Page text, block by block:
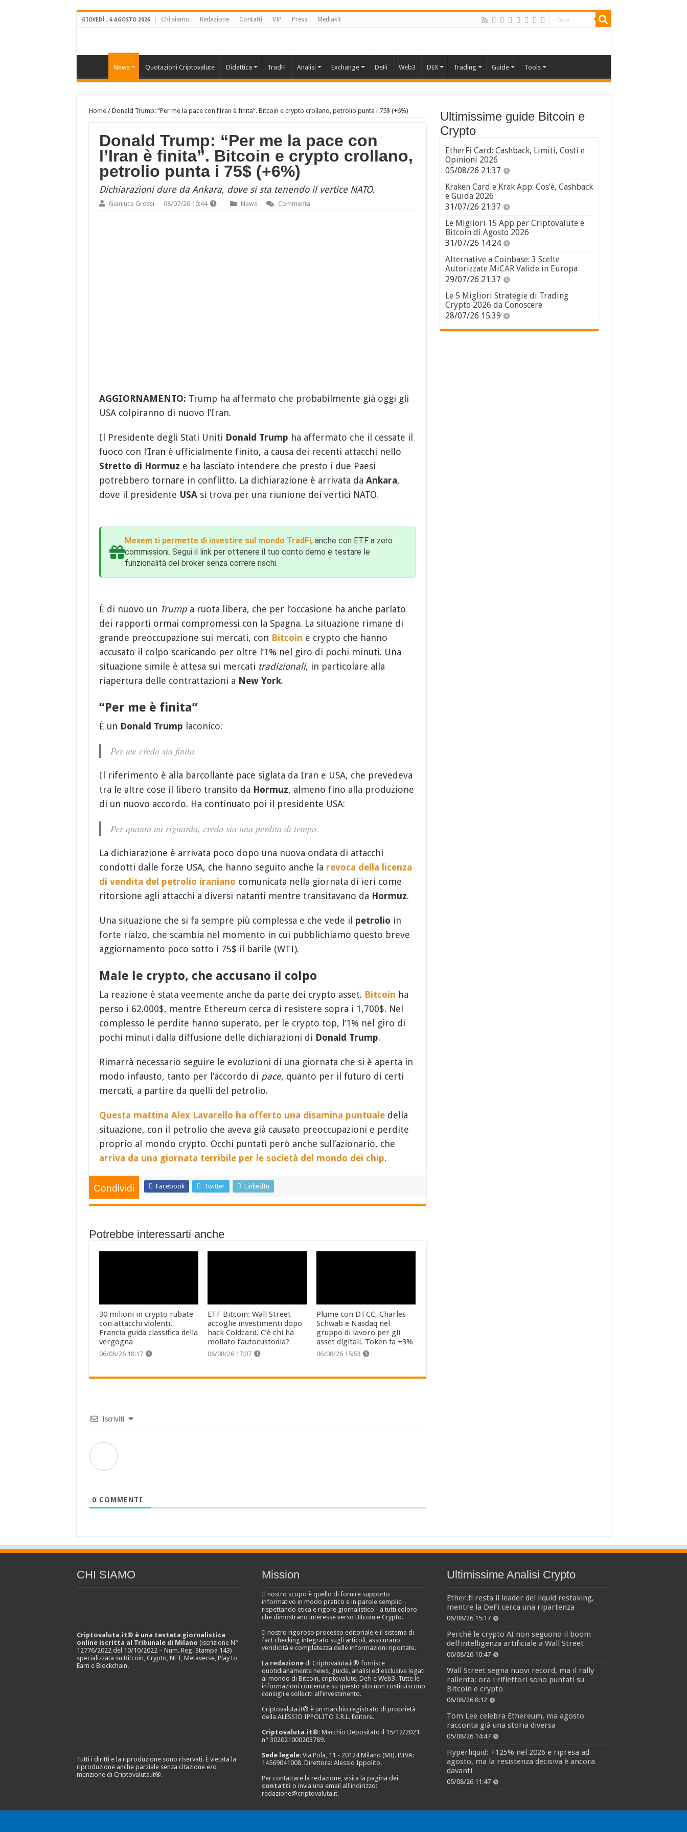
GIOVEDÌ , 6 AGOSTO 2026 Chi siamo Redazione Contatti VIP Press Mediakit
News Quotazioni Criptovalute Didattica TradFi Analisi Exchange DeFi Web3 DEX Trading Guide Tools
Home/ Donald Trump: “Per me la pace con l’Iran è finita”. Bitcoin e crypto crollano, petrolio punta i 75$ (+6%)
Donald Trump: “Per me la pace con
l’Iran è finita”. Bitcoin e crypto crollano,
petrolio punta i 75$ (+6%)
Dichiarazioni dure da Ankara, dove si sta tenendo il vertice NATO.
Gianluca Grossi 08/07/26 10:44 News Commenta
AGGIORNAMENTO: Trump ha affermato che probabilmente già oggi gli
USA colpiranno di nuovo l’Iran.
Il Presidente degli Stati Uniti Donald Trump ha affermato che il cessate il
fuoco con l’Iran è ufficialmente finito, a causa dei recenti attacchi nello
Stretto di Hormuz e ha lasciato intendere che presto i due Paesi
potrebbero tornare in conflitto. La dichiarazione è arrivata da Ankara,
dove il presidente USAsi trova per una riunione dei vertici NATO.
Mexem ti permette di investire sul mondo TradFi, anche con ETF a zero
commissioni. Segui il link per ottenere il tuo conto demo e testare le
funzionalità del broker senza correre rischi.
È di nuovo un Trumpa ruota libera, che per l’occasione ha anche parlato
dei rapporti ormai compromessi con la Spagna. La situazione rimane di
grande preoccupazione sui mercati, con Bitcoin e crypto che hanno
accusato il colpo scaricando per oltre l’1% nel giro di pochi minuti. Una
situazione simile è attesa sui mercati tradizionali, in particolare alla
riapertura delle contrattazioni a New York.
“Per me è finita”
È un Donald Trump laconico:
Per me credo sia finita.
Il riferimento è alla barcollante pace siglata da Iran e USA, che prevedeva
tra le altre cose il libero transito da Hormuz, almeno fino alla produzione
di un nuovo accordo. Ha continuato poi il presidente USA:
Per quanto mi riguarda, credo sia una perdita di tempo.
La dichiarazione è arrivata poco dopo una nuova ondata di attacchi
condotti dalle forze USA, che hanno seguito anche la revoca della licenza
di vendita del petrolio iraniano comunicata nella giornata di ieri come
ritorsione agli attacchi a diversi natanti mentre transitavano da Hormuz.
Una situazione che si fa sempre più complessa e che vede il petrolio in
forte rialzo, che scambia nel momento in cui pubblichiamo questo breve
aggiornamento poco sotto i 75$ il barile (WTI).
Male le crypto, che accusano il colpo
La reazione è stata veemente anche da parte dei crypto asset. Bitcoin ha
perso i 62.000$, mentre Ethereum cerca di resistere sopra i 1,700$. Nel
complesso le perdite hanno superato, per le crypto top, l’1% nel giro di
pochi minuti dalla diffusione delle dichiarazioni di Donald Trump.
Rimarrà necessario seguire le evoluzioni di una giornata che si è aperta in
modo infausto, tanto per l’accordo di pace, quanto per il futuro di certi
mercati, a partire da quelli del petrolio.
Questa mattina Alex Lavarello ha offerto una disamina puntualedella
situazione, con il petrolio che aveva già causato preoccupazioni e perdite
proprio al mondo crypto. Occhi puntati però anche sull’azionario, che
arriva da una giornata terribile per le società del mondo dei chip.
Condividi Facebook Twitter LinkedIn
Potrebbe interessarti anche
30 milioni in crypto rubate
con attacchi violenti.
Francia guida classifica della
vergogna
06/08/26 18:17
ETF Bitcoin: Wall Street
accoglie investimenti dopo
hack Coldcard. C’è chi ha
mollato l’autocustodia?
06/08/26 17:07
Plume con DTCC, Charles
Schwab e Nasdaq nel
gruppo di lavoro per gli
asset digitali. Token fa +3%
06/08/26 15:53
Iscriviti
0 COMMENTI
Ultimissime guide Bitcoin e
Crypto
EtherFi Card: Cashback, Limiti, Costi e
Opinioni 2026
05/08/26 21:37
Kraken Card e Krak App: Cos’è, Cashback
e Guida 2026
31/07/26 21:37
Le Migliori 15 App per Criptovalute e
Bitcoin di Agosto 2026
31/07/26 14:24
Alternative a Coinbase: 3 Scelte
Autorizzate MiCAR Valide in Europa
29/07/26 21:37
Le 5 Migliori Strategie di Trading
Crypto 2026 da Conoscere
28/07/26 15:39
CHI SIAMO
Criptovaluta.it® è una testata giornalistica
online iscritta al Tribunale di Milano (iscrizione N°
12776/2022 del 10/10/2022 – Num. Reg. Stampa 143)
specializzata su Bitcoin, Crypto, NFT, Metaverse, Play to
Earn e Blockchain.
Tutti i diritti e la riproduzione sono riservati. È vietata la
riproduzione anche parziale senza citazione e/o
menzione di Criptovaluta.it®.
Mission
Il nostro scopo è quello di fornire supporto
informativo in modo pratico e in parole semplici -
rispettando etica e rigore giornalistico - a tutti coloro
che dimostrano interesse verso Bitcoin e Crypto.
Il nostro rigoroso processo editoriale e il sistema di
fact checking integrato sugli articoli, assicurano
veridicità e completezza delle informazioni riportate.
La redazionedi Criptovaluta.it® fornisce
quotidianamente news, guide, analisi ed esclusive legati
al mondo di Bitcoin, criptovalute, Defi e Web3. Tutte le
informazioni contenute su questo sito non costituiscono
consigli e solleciti all'investimento.
Criptovaluta.it® è un marchio registrato di proprietà
della ALESSIO IPPOLITO S.R.L. Editore.
Criptovaluta.it®: Marchio Depositato il 15/12/2021
n° 302021000203789.
Sede legale: Via Pola, 11 - 20124 Milano (MI). P.IVA:
14569041008. Direttore: Alessio Ippolito.
Per contattare la redazione, visita la pagina dei
contatti o invia una email all'indirizzo:
redazione@criptovaluta.it.
Ultimissime Analisi Crypto
Ether.fi resta il leader del liquid restaking,
mentre la DeFi cerca una ripartenza
06/08/26 15:17
Perché le crypto AI non seguono il boom
dell’intelligenza artificiale a Wall Street
06/08/26 10:47
Wall Street segna nuovi record, ma il rally
rallenta: ora i riflettori sono puntati su
Bitcoin e crypto
06/08/26 8:12
Tom Lee celebra Ethereum, ma agosto
racconta già una storia diversa
05/08/26 14:47
Hyperliquid: +125% nel 2026 e ripresa ad
agosto, ma la resistenza decisiva è ancora
davanti
05/08/26 11:47